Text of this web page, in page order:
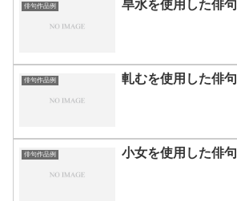
俳句作品例 旱水を使用した俳句
俳句作品例 軋むを使用した俳句
俳句作品例 小女を使用した俳句